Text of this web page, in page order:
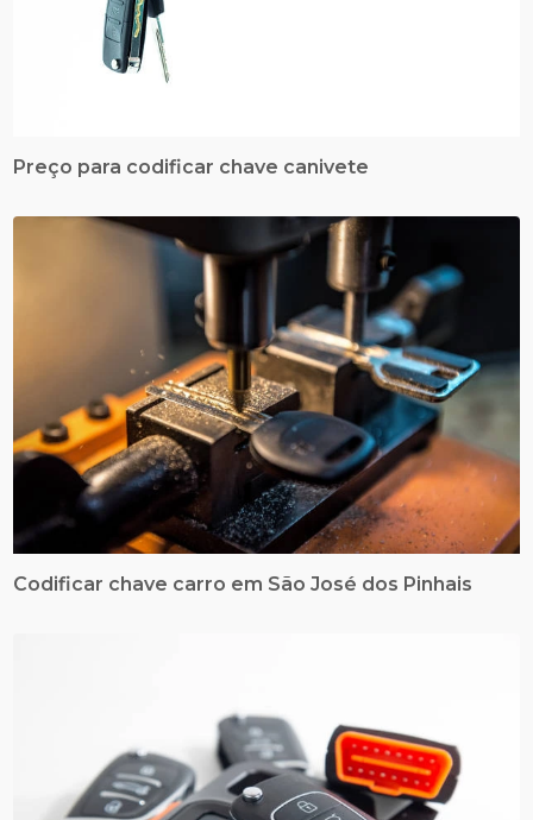
Preço para codificar chave canivete
Codificar chave carro em São José dos Pinhais